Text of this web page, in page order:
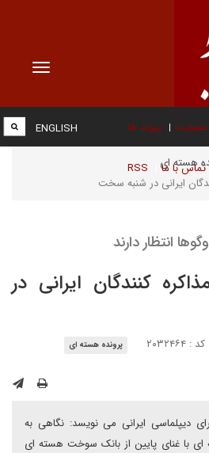
Toggle
عضویت پیوند ها
تماس با ما RSS
ENGLISH
هسته ای
ایرانی در شنبه سخت
انتظار دارند
کنندگان ایرانی در
کد : ۲۰۳۲۴۶۴
پرونده هسته ای
دیپلماسی ایرانی می نویسد: نگاهی به
با غنای پایین از بانک سوخت هسته ای